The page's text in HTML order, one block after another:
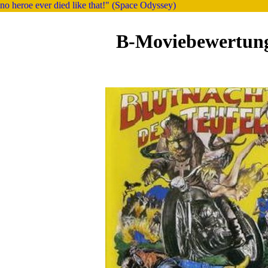
heroe ever died like that!" (Space Odyssey)
B-